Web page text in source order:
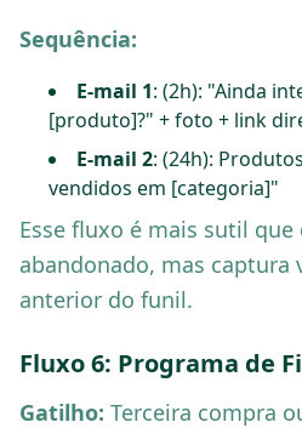
Sequência:
E-mail 1: (2h): "Ainda
[produto]?" + foto + link
E-mail 2: (24h):
vendidos em [categoria]"
Esse fluxo é mais sutil que
abandonado, mas captura
anterior do funil.
Fluxo 6: Programa de
Gatilho: Terceira compra